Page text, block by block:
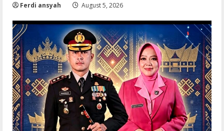
Ferdi ansyah August 5, 2026